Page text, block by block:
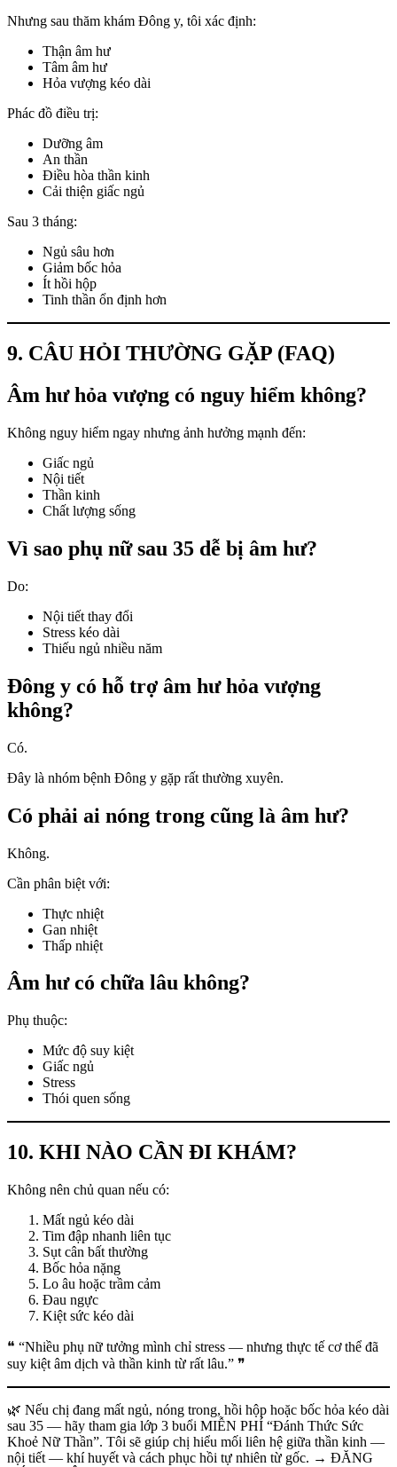
Nhưng sau thăm khám Đông y, tôi xác định:
Thận âm hư
Tâm âm hư
Hỏa vượng kéo dài
Phác đồ điều trị:
Dưỡng âm
An thần
Điều hòa thần kinh
Cải thiện giấc ngủ
Sau 3 tháng:
Ngủ sâu hơn
Giảm bốc hỏa
Ít hồi hộp
Tinh thần ổn định hơn
9. CÂU HỎI THƯỜNG GẶP (FAQ)
Âm hư hỏa vượng có nguy hiểm không?
Không nguy hiểm ngay nhưng ảnh hưởng mạnh đến:
Giấc ngủ
Nội tiết
Thần kinh
Chất lượng sống
Vì sao phụ nữ sau 35 dễ bị âm hư?
Do:
Nội tiết thay đổi
Stress kéo dài
Thiếu ngủ nhiều năm
Đông y có hỗ trợ âm hư hỏa vượng
không?
Có.
Đây là nhóm bệnh Đông y gặp rất thường xuyên.
Có phải ai nóng trong cũng là âm hư?
Không.
Cần phân biệt với:
Thực nhiệt
Gan nhiệt
Thấp nhiệt
Âm hư có chữa lâu không?
Phụ thuộc:
Mức độ suy kiệt
Giấc ngủ
Stress
Thói quen sống
10. KHI NÀO CẦN ĐI KHÁM?
Không nên chủ quan nếu có:
Mất ngủ kéo dài
Tim đập nhanh liên tục
Sụt cân bất thường
Bốc hỏa nặng
Lo âu hoặc trầm cảm
Đau ngực
Kiệt sức kéo dài
❝ “Nhiều phụ nữ tưởng mình chỉ stress — nhưng thực tế cơ thể đã
suy kiệt âm dịch và thần kinh từ rất lâu.” ❞
🌿 Nếu chị đang mất ngủ, nóng trong, hồi hộp hoặc bốc hỏa kéo dài
sau 35 — hãy tham gia lớp 3 buổi MIỄN PHÍ “Đánh Thức Sức
Khoẻ Nữ Thần”. Tôi sẽ giúp chị hiểu mối liên hệ giữa thần kinh —
nội tiết — khí huyết và cách phục hồi tự nhiên từ gốc. → ĐĂNG